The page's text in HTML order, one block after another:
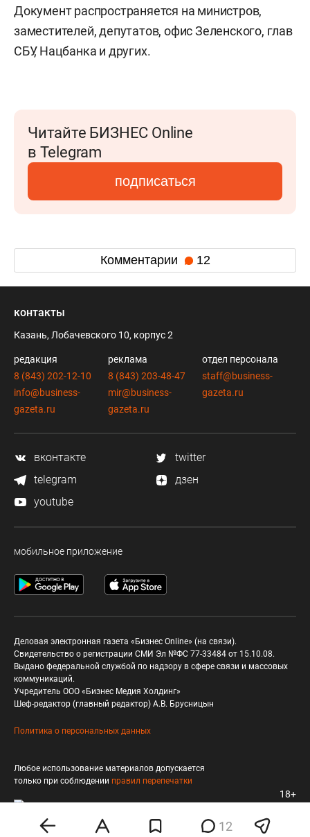
Документ распространяется на министров,
заместителей, депутатов, офис Зеленского, глав
СБУ, Нацбанка и других.
Читайте БИЗНЕС Online
в Telegram
подписаться
Комментарии 12
12
контакты
Казань, Лобачевского 10, корпус 2
редакция
8 (843) 202-12-10
info@business-
gazeta.ru
реклама
8 (843) 203-48-47
mir@business-
gazeta.ru
отдел персонала
staff@business-
gazeta.ru
вконтакте
twitter
telegram
дзен
youtube
мобильное приложение
Деловая электронная газета «Бизнес Online» (на связи).
Свидетельство о регистрации СМИ Эл №ФС 77-33484 от 15.10.08.
Выдано федеральной службой по надзору в сфере связи и массовых
коммуникаций.
Учредитель ООО «Бизнес Медия Холдинг»
Шеф-редактор (главный редактор) А.В. Брусницын
Политика о персональных данных
Любое использование материалов допускается
только при соблюдении правил перепечатки
18+